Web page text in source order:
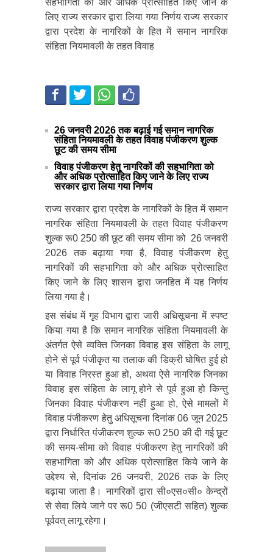
लिए राज्य सरकार द्वारा लिया गया निर्णय राज्य सरकार
द्वारा प्रदेश के नागरिकों के हित में समान नागरिक
संहिता नियमावली के तहत विवाह
26 जनवरी 2026 तक बढ़ाई गई समान नागरिक
संहिता नियमावली के तहत विवाह पंजीकरण शुल्क
छूट की समय सीमा
विवाह पंजीकरण हेतु नागरिकों की सहभागिता को
और अधिक प्रोत्साहित किए जाने के लिए राज्य
सरकार द्वारा लिया गया निर्णय
राज्य सरकार द्वारा प्रदेश के नागरिकों के हित में समान
नागरिक संहिता नियमावली के तहत विवाह पंजीकरण
शुल्क रू0 250 की छूट की समय सीमा को 26 जनवरी
2026 तक बढ़ाया गया है, विवाह पंजीकरण हेतु
नागरिकों की सहभागिता को और अधिक प्रोत्साहित
किए जाने के लिए शासन द्वारा जनहित में यह निर्णय
लिया गया है।
इस संबंध में गृह विभाग द्वारा जारी अधिसूचना में स्पष्ट
किया गया है कि समान नागरिक संहिता नियमावली के
अंतर्गत ऐसे व्यक्ति जिनका विवाह इस संहिता के लागू
होने से पूर्व पंजीकृत या तलाक की डिक्री घोषित हुई हो
या विवाह निरस्त हुआ हो, अथवा ऐसे नागरिक जिनका
विवाह इस संहिता के लागू होने से पूर्व हुआ हो किन्तु
जिनका विवाह पंजीकरण नहीं हुआ हो, ऐसे मामलों में
विवाह पंजीकरण हेतु अधिसूचना दिनांक 06 जून 2025
द्वारा निर्धारित पंजीकरण शुल्क रू0 250 की दी गई छूट
की समय-सीमा को विवाह पंजीकरण हेतु नागरिकों की
सहभागिता को और अधिक प्रोत्साहित किये जाने के
उद्देश्य से, दिनांक 26 जनवरी, 2026 तक के लिए
बढ़ाया जाता है। नागरिकों द्वारा सी०एस०सी० केन्द्रों
से सेवा लिये जाने पर रू0 50 (जीएसटी सहित) शुल्क
पूर्ववत् लागू रहेगा।